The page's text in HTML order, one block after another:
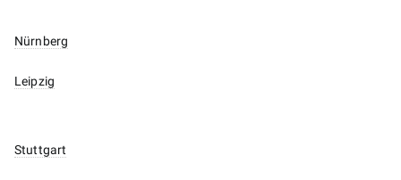
Nürnberg
Leipzig
Stuttgart